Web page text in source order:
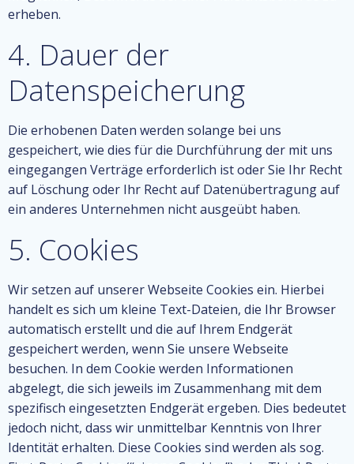
erheben.
4. Dauer der
Datenspeicherung
Die erhobenen Daten werden solange bei uns
gespeichert, wie dies für die Durchführung der mit uns
eingegangen Verträge erforderlich ist oder Sie Ihr Recht
auf Löschung oder Ihr Recht auf Datenübertragung auf
ein anderes Unternehmen nicht ausgeübt haben.
5. Cookies
Wir setzen auf unserer Webseite Cookies ein. Hierbei
handelt es sich um kleine Text-Dateien, die Ihr Browser
automatisch erstellt und die auf Ihrem Endgerät
gespeichert werden, wenn Sie unsere Webseite
besuchen. In dem Cookie werden Informationen
abgelegt, die sich jeweils im Zusammenhang mit dem
spezifisch eingesetzten Endgerät ergeben. Dies bedeutet
jedoch nicht, dass wir unmittelbar Kenntnis von Ihrer
Identität erhalten. Diese Cookies sind werden als sog.